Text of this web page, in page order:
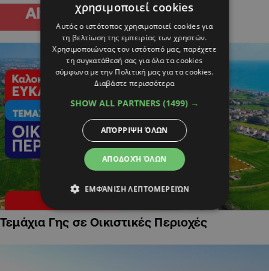
Τεμάχια Γης σε Οικιστικές Περιοχές
χρησιμοποιεί cookies
Αυτός ο ιστότοπος χρησιμοποιεί cookies για
τη βελτίωση της εμπειρίας των χρηστών.
Χρησιμοποιώντας τον ιστότοπό μας, παρέχετε
τη συγκατάθεσή σας για όλα τα cookies
σύμφωνα με την Πολιτική μας για τα cookies.
Διαβάστε περισσότερα
SHOW ALL PARTNERS (1499) →
ΑΠΟΔΟΧΉ ΌΛΩΝ
ΑΠΌΡΡΙΨΗ ΌΛΩΝ
ΕΜΦΆΝΙΣΗ ΛΕΠΤΟΜΕΡΕΙΏΝ